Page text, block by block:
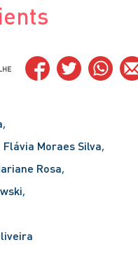
Flávia Moraes Silva
Rosa